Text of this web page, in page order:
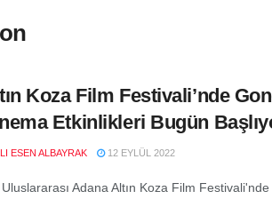
Koza Film Festivali’nde
Etkinlikleri Bugün
ESEN ALBAYRAK 12 EYLÜL 2022
Adana Altın Koza Film